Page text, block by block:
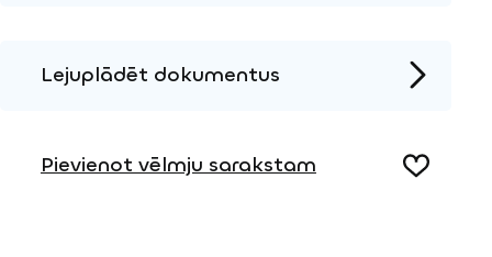
Lejuplādēt dokumentus
Pievienot vēlmju sarakstam